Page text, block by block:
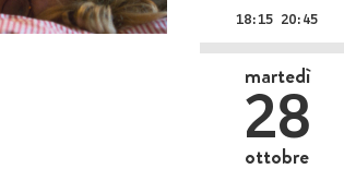
18:15 20:45
martedì
28
ottobre